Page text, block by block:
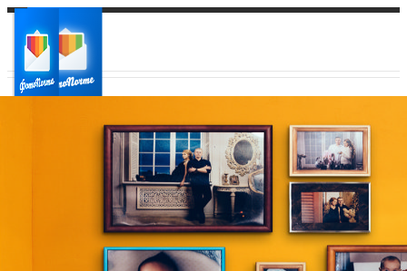
Ваш регион доставки
Выберите из списка: